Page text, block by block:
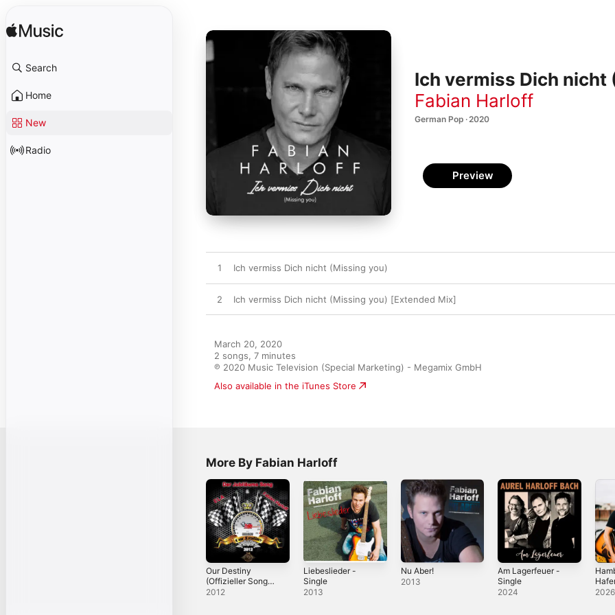
Search
Home
New
Radio
Ich vermiss Dich nicht
Fabian Harloff
German Pop · 2020
Preview
1 Ich vermiss Dich nicht (Missing you)
2 Ich vermiss Dich nicht (Missing you) [Extended Mix]
March 20, 2020
2 songs, 7 minutes
℗ 2020 Music Television (Special Marketing) - Megamix GmbH
Also available in the iTunes Store
More By Fabian Harloff
Our Destiny
(Offizieller Song
zum 24H-Rennen
2012
Liebeslieder -
Single
2013
Nu Aber!
2013
Am Lagerfeuer -
Single
2024
2026